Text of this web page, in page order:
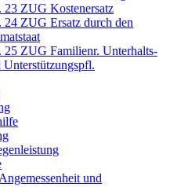
23 ZUG Kostenersatz
24 ZUG Ersatz durch den
25 ZUG Familienr. Unterhalts-
Unterstützungspfl.
und